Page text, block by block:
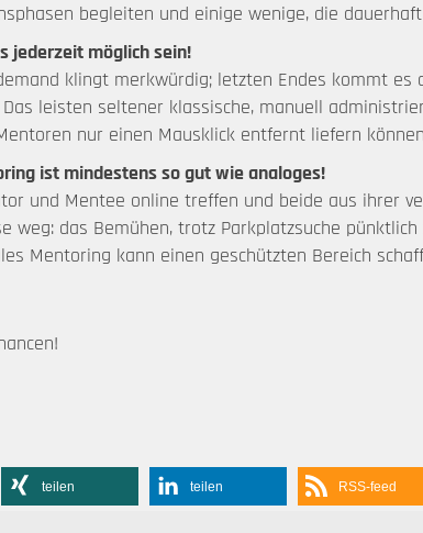
begleiten und einige wenige, die
jederzeit möglich sein!
klingt merkwürdig; letzten Endes kommt
leisten seltener klassische, manuell
nur einen Mausklick entfernt liefern
ist mindestens so gut wie analoges!
und Mentee online treffen und beide aus ihrer
weg: das Bemühen, trotz Parkplatzsuche
Mentoring kann einen geschützten Bereich
teilen teilen RSS-feed